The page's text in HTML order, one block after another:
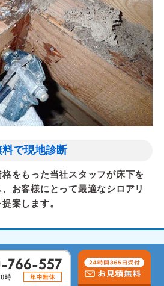
料で現地診断
格をもった当社スタッフが床下を
お客様にとって最適なシロアリ
案します。
と丁寧な作業
なスタッフがご要望を実現。岡